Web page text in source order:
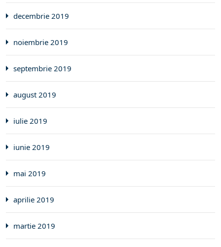
decembrie 2019
noiembrie 2019
septembrie 2019
august 2019
iulie 2019
iunie 2019
mai 2019
aprilie 2019
martie 2019